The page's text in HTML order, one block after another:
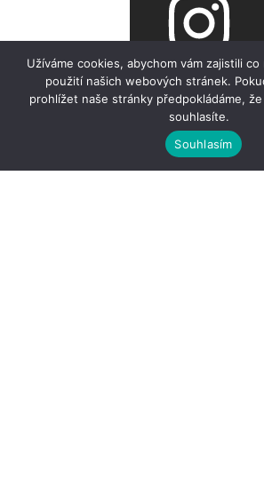
Užíváme cookies, abychom vám zajistili
použití našich webových stránek.
prohlížet naše stránky předpokládáme,
souhlasíte.
Souhlasím